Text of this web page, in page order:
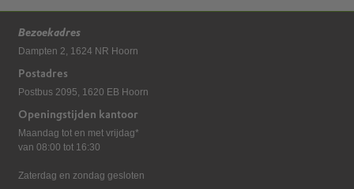
Bezoekadres
Dampten 2, 1624 NR Hoorn
Postadres
Postbus 2095, 1620 EB Hoorn
Openingstijden kantoor
Maandag tot en met vrijdag*
van 08:00 tot 16:30
Zaterdag en zondag gesloten